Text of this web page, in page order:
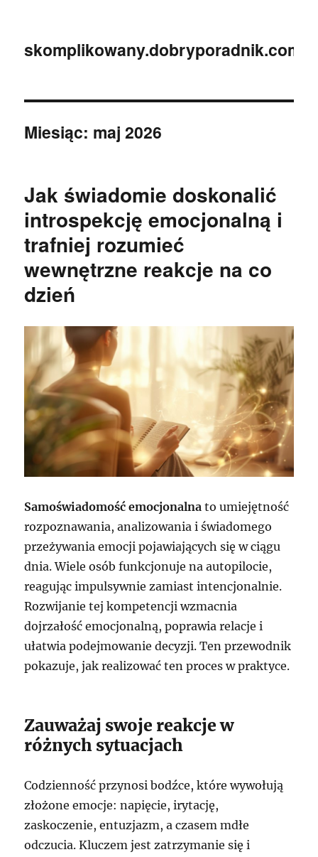
Miesiąc: maj 2026
Jak świadomie doskonalić
introspekcję emocjonalną i
trafniej rozumieć
wewnętrzne reakcje na co
dzień
Samoświadomość emocjonalna to umiejętność
rozpoznawania, analizowania i świadomego
przeżywania emocji pojawiających się w ciągu
dnia. Wiele osób funkcjonuje na autopilocie,
reagując impulsywnie zamiast intencjonalnie.
Rozwijanie tej kompetencji wzmacnia
dojrzałość emocjonalną, poprawia relacje i
ułatwia podejmowanie decyzji. Ten przewodnik
pokazuje, jak realizować ten proces w praktyce.
Zauważaj swoje reakcje w
różnych sytuacjach
Codzienność przynosi bodźce, które wywołują
złożone emocje: napięcie, irytację,
zaskoczenie, entuzjazm, a czasem mdłe
odczucia. Kluczem jest zatrzymanie się i